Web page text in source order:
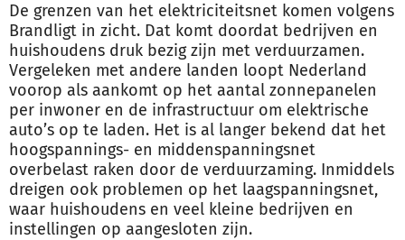
De grenzen van het elektriciteitsnet komen volgens
Brandligt in zicht. Dat komt doordat bedrijven en
huishoudens druk bezig zijn met verduurzamen.
Vergeleken met andere landen loopt Nederland
voorop als aankomt op het aantal zonnepanelen
per inwoner en de infrastructuur om elektrische
auto’s op te laden. Het is al langer bekend dat het
hoogspannings- en middenspanningsnet
overbelast raken door de verduurzaming. Inmiddels
dreigen ook problemen op het laagspanningsnet,
waar huishoudens en veel kleine bedrijven en
instellingen op aangesloten zijn.